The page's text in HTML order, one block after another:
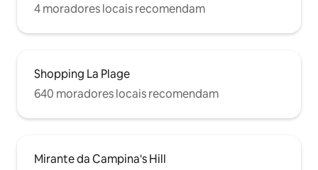
4 moradores locais recomendam
Shopping La Plage
640 moradores locais recomendam
Mirante da Campina's Hill